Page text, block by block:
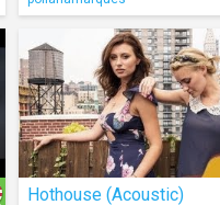
Hothouse (Acoustic)